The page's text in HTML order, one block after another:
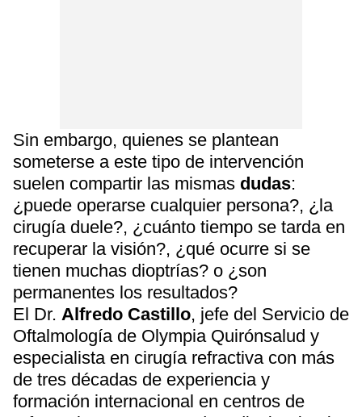
Sin embargo, quienes se plantean
someterse a este tipo de intervención
suelen compartir las mismas dudas:
¿puede operarse cualquier persona?, ¿la
cirugía duele?, ¿cuánto tiempo se tarda en
recuperar la visión?, ¿qué ocurre si se
tienen muchas dioptrías? o ¿son
permanentes los resultados?
El Dr. Alfredo Castillo, jefe del Servicio de
Oftalmología de Olympia Quirónsalud y
especialista en cirugía refractiva con más
de tres décadas de experiencia y
formación internacional en centros de